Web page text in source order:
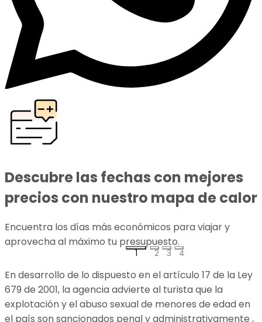
Descubre las fechas con mejores
precios con nuestro mapa de calor
Encuentra los días más económicos para viajar y
aprovecha al máximo tu presupuesto.
1 2 3 4
En desarrollo de lo dispuesto en el artículo 17 de la Ley
679 de 2001, la agencia advierte al turista que la
explotación y el abuso sexual de menores de edad en
el país son sancionados penal y administrativamente ,